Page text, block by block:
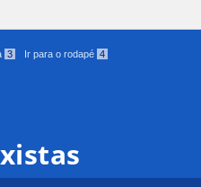
3 Ir para o rodapé 4